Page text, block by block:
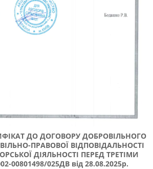
ДО ДОГОВОРУ ДОБРОВІЛЬНОГО
ПРАВОВОЇ ВІДПОВІДАЛЬНОСТІ
ДІЯЛЬНОСТІ ПЕРЕД ТРЕТІМИ
00801498/025ДВ від 28.08.2025р.